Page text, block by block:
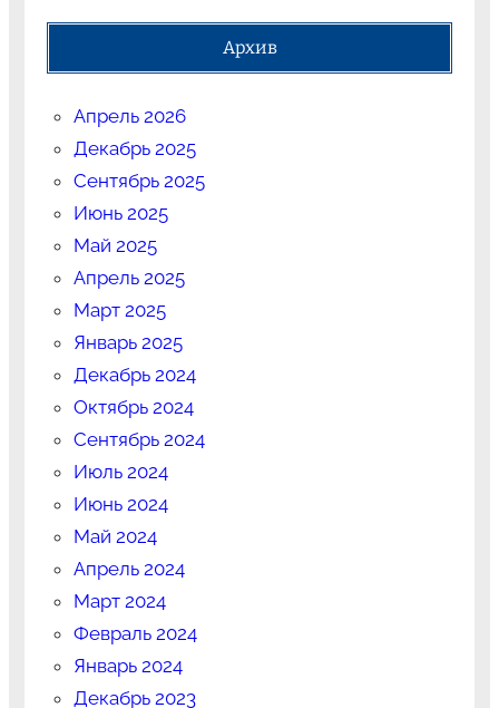
Архив
Апрель 2026
Декабрь 2025
Сентябрь 2025
Июнь 2025
Май 2025
Апрель 2025
Март 2025
Январь 2025
Декабрь 2024
Октябрь 2024
Сентябрь 2024
Июль 2024
Июнь 2024
Май 2024
Апрель 2024
Март 2024
Февраль 2024
Январь 2024
Декабрь 2023